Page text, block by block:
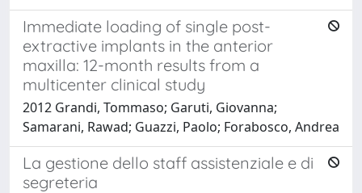
Immediate loading of single post-
extractive implants in the anterior
maxilla: 12-month results from a
multicenter clinical study
2012 Grandi, Tommaso; Garuti, Giovanna;
Samarani, Rawad; Guazzi, Paolo; Forabosco, Andrea
La gestione dello staff assistenziale e di
segreteria